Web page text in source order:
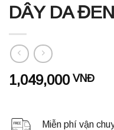
DÂY DA ĐEN
1,049,000VNĐ
Miễn phí vận